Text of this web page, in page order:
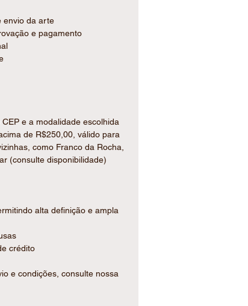
envio da arte
e pagamento
e a modalidade escolhida
de R$250,00, válido para
como Franco da Rocha,
(consulte disponibilidade)
alta definição e ampla
crédito
e condições, consulte nossa